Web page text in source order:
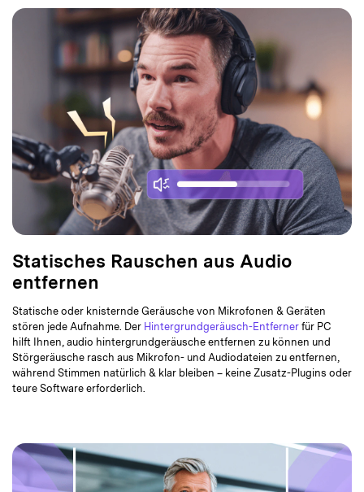
Statisches Rauschen aus Audio
entfernen
Statische oder knisternde Geräusche von Mikrofonen & Geräten
stören jede Aufnahme. Der Hintergrundgeräusch-Entferner für PC
hilft Ihnen, audio hintergrundgeräusche entfernen zu können und
Störgeräusche rasch aus Mikrofon- und Audiodateien zu entfernen,
während Stimmen natürlich & klar bleiben – keine Zusatz-Plugins oder
teure Software erforderlich.